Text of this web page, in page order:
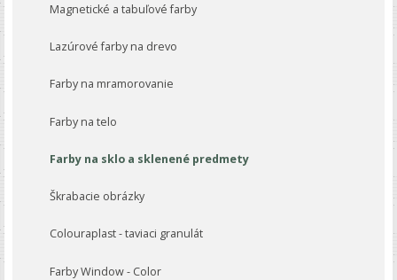
Magnetické a tabuľové farby
Lazúrové farby na drevo
Farby na mramorovanie
Farby na telo
Farby na sklo a sklenené predmety
Škrabacie obrázky
Colouraplast - taviaci granulát
Farby Window - Color